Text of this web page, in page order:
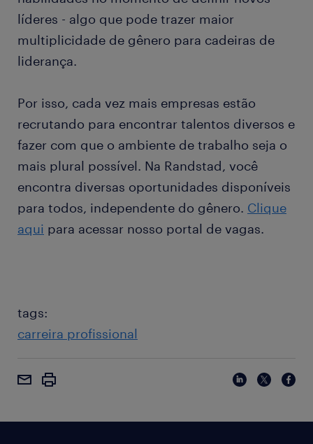
líderes - algo que pode trazer maior
multiplicidade de gênero para cadeiras de
liderança.
Por isso, cada vez mais empresas estão
recrutando para encontrar talentos diversos e
fazer com que o ambiente de trabalho seja o
mais plural possível. Na Randstad, você
encontra diversas oportunidades disponíveis
para todos, independente do gênero. Clique
aqui para acessar nosso portal de vagas.
tags:
carreira profissional